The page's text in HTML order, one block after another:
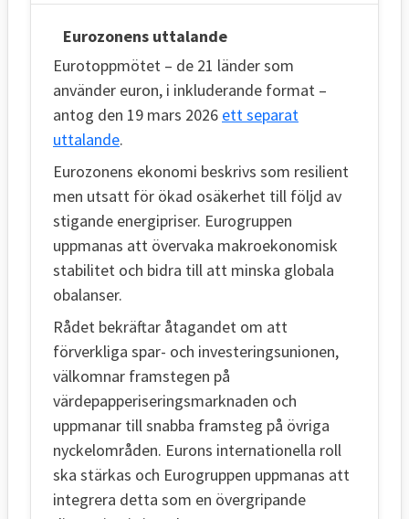
Eurozonens uttalande
Eurotoppmötet – de 21 länder som
använder euron, i inkluderande format –
antog den 19 mars 2026 ett separat
uttalande.
Eurozonens ekonomi beskrivs som resilient
men utsatt för ökad osäkerhet till följd av
stigande energipriser. Eurogruppen
uppmanas att övervaka makroekonomisk
stabilitet och bidra till att minska globala
obalanser.
Rådet bekräftar åtagandet om att
förverkliga spar- och investeringsunionen,
välkomnar framstegen på
värdepapperiseringsmarknaden och
uppmanar till snabba framsteg på övriga
nyckelområden. Eurons internationella roll
ska stärkas och Eurogruppen uppmanas att
integrera detta som en övergripande